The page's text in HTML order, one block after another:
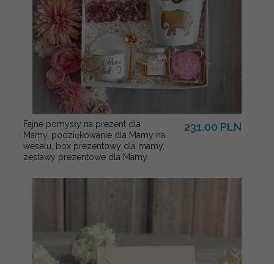
Fajne pomysły na prezent dla
Mamy, podziękowanie dla Mamy na
weselu, box prezentowy dla mamy,
zestawy prezentowe dla Mamy
231.00 PLN